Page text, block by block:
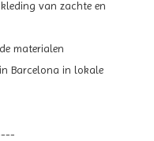
van zachte en
materialen
Barcelona in lokale